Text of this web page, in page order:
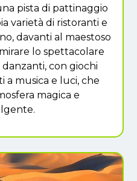
pista di pattinaggio
varietà di ristoranti e
davanti al maestoso
lo spettacolare
con giochi
a musica e luci, che
magica e